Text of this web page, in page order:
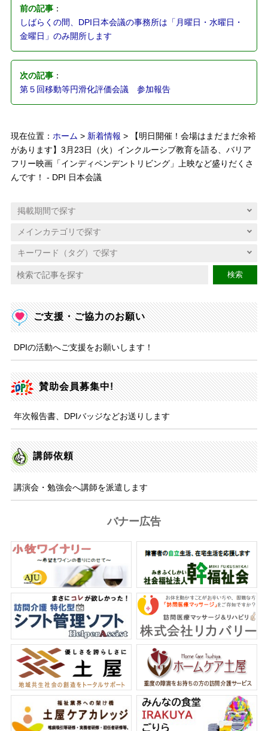
前の記事：
しばらくの間、DPI日本会議の事務所は「月曜日・水曜日・
金曜日」のみ開所します
次の記事：
第５回移動等円滑化評価会議 参加報告
現在位置： ホーム > 新着情報 > 【明日開催！会場はまだまだ余裕
があります】3月23日（火）インクルーシブ教育を語る、バリア
フリー映画「インディペンデントリビング」上映など盛りだくさ
んです！ - DPI 日本会議
検索
ご支援・ご協力のお願い
DPIの活動へご支援をお願いします！
賛助会員募集中!
年次報告書、DPIバッジなどお送りします
講師依頼
講演会・勉強会へ講師を派遣します
バナー広告